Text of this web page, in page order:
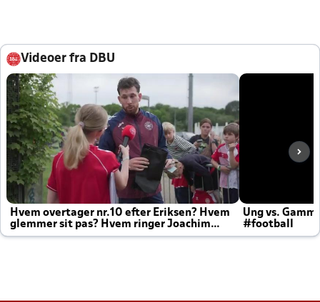
Videoer fra DBU
Hvem overtager nr.10 efter Eriksen? Hvem
glemmer sit pas? Hvem ringer Joachim
altid til efter kampe?
Ung vs.
#football